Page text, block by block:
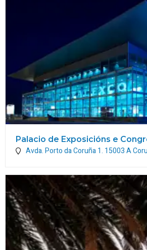
Palacio de Exposicións e
Avda. Porto da Coruña 1. 15003A